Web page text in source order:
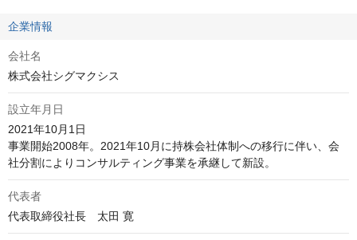
企業情報
会社名
株式会社シグマクシス
設立年月日
2021年10月1日
事業開始2008年。2021年10月に持株会社体制への移行に伴い、会
社分割によりコンサルティング事業を承継して新設。
代表者
代表取締役社長　太田 寛